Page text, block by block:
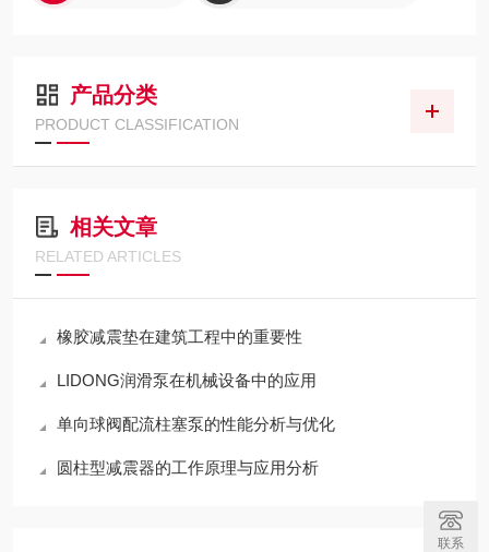
产品分类
PRODUCT CLASSIFICATION
相关文章
RELATED ARTICLES
橡胶减震垫在建筑工程中的重要性
LIDONG润滑泵在机械设备中的应用
单向球阀配流柱塞泵的性能分析与优化
圆柱型减震器的工作原理与应用分析
联系